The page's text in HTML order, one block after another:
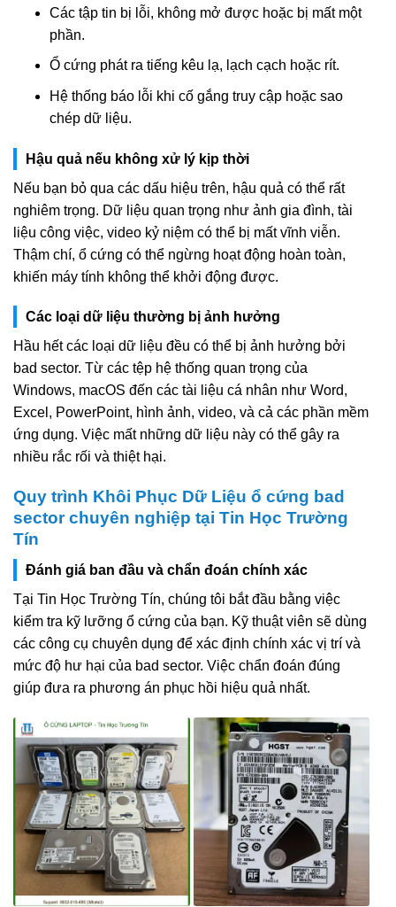
Các tập tin bị lỗi, không mở được hoặc bị mất một
phần.
Ổ cứng phát ra tiếng kêu lạ, lạch cạch hoặc rít.
Hệ thống báo lỗi khi cố gắng truy cập hoặc sao
chép dữ liệu.
Hậu quả nếu không xử lý kịp thời
Nếu bạn bỏ qua các dấu hiệu trên, hậu quả có thể rất
nghiêm trọng. Dữ liệu quan trọng như ảnh gia đình, tài
liệu công việc, video kỷ niệm có thể bị mất vĩnh viễn.
Thậm chí, ổ cứng có thể ngừng hoạt động hoàn toàn,
khiến máy tính không thể khởi động được.
Các loại dữ liệu thường bị ảnh hưởng
Hầu hết các loại dữ liệu đều có thể bị ảnh hưởng bởi
bad sector. Từ các tệp hệ thống quan trọng của
Windows, macOS đến các tài liệu cá nhân như Word,
Excel, PowerPoint, hình ảnh, video, và cả các phần mềm
ứng dụng. Việc mất những dữ liệu này có thể gây ra
nhiều rắc rối và thiệt hại.
Quy trình Khôi Phục Dữ Liệu ổ cứng bad
sector chuyên nghiệp tại Tin Học Trường
Tín
Đánh giá ban đầu và chẩn đoán chính xác
Tại Tin Học Trường Tín, chúng tôi bắt đầu bằng việc
kiểm tra kỹ lưỡng ổ cứng của bạn. Kỹ thuật viên sẽ dùng
các công cụ chuyên dụng để xác định chính xác vị trí và
mức độ hư hại của bad sector. Việc chẩn đoán đúng
giúp đưa ra phương án phục hồi hiệu quả nhất.